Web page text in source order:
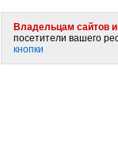
Владельцам сайтов
посетители вашего
кнопки